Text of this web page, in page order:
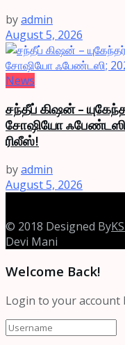
byadmin
August 5, 2026
News
சந்தீப் கிஷன் –
சோஷியோ ஃபேண்டஸி;
ரிலீஸ்!
byadmin
August 5, 2026
© 2018 Designed By
Devi Mani
Welcome Back!
Login to your account